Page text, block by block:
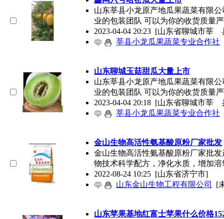
山东莘县小龙原产地瓜果蔬菜有限
业的包装团队 可以为你的收货质量
2023-04-04 20:23 [山东省聊城市莘
莘县小龙瓜果蔬菜专业合作社
山东聊城玉菇甜瓜大量上市
山东莘县小龙原产地瓜果蔬菜有限
业的包装团队 可以为你的收货质量
2023-04-04 20:18 [山东省聊城市莘
莘县小龙瓜果蔬菜专业合作社
金山生物高活性氨基酸原粉厂家批发
金山生物高活性氨基酸原粉厂家批
物技术科学配方，净化水质，增加溶
2022-08-24 10:25 [山东省济宁市]
山东金山生物工程有限公司
[
山东苹果基地红富士苹果什么价格